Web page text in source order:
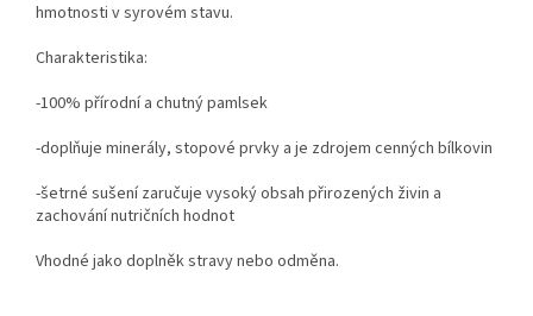
hmotnosti v syrovém stavu.
Charakteristika:
-100% přírodní a chutný pamlsek
-doplňuje minerály, stopové prvky a je zdrojem cenných bílkovin
-šetrné sušení zaručuje vysoký obsah přirozených živin a
zachování nutričních hodnot
Vhodné jako doplněk stravy nebo odměna.